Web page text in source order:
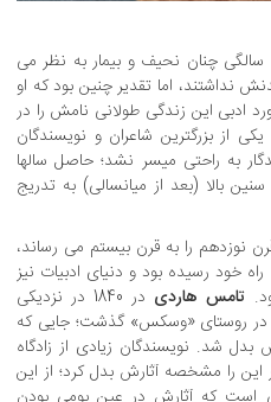
چنان نحیف و بیمار به نظر می
نداشتند، اما تقدیر چنین بود که او
ادبی این زندگی طولانی نامش را در
از بزرگترین شاعران و نویسندگان
به راحتی میسر نشد؛ حاصل سالها
بالا (بعد از میانسالی) به تدریج
نوزدهم را به قرن بیستم می رساند،
خود رسیده بود و دنیای ادبیات نیز
تامس هاردی
در 1840 در نزدیکی
در روستای «وسکس» گذشت؛ جایی که
بدل شد. نویسندگان زیادی از زادگاه
این را مشخصه آثارش بدل کرد؛ از این